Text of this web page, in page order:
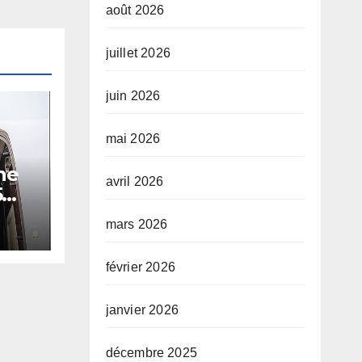
août 2026
juillet 2026
juin 2026
mai 2026
avril 2026
mars 2026
février 2026
janvier 2026
décembre 2025